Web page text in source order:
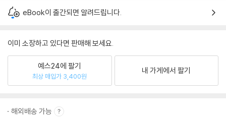
eBook이 출간되면 알려드립니다.
이미 소장하고 있다면 판매해 보세요.
예스24에 팔기
최상 매입가 3,400원
내 가게에서 팔기
해외배송 가능